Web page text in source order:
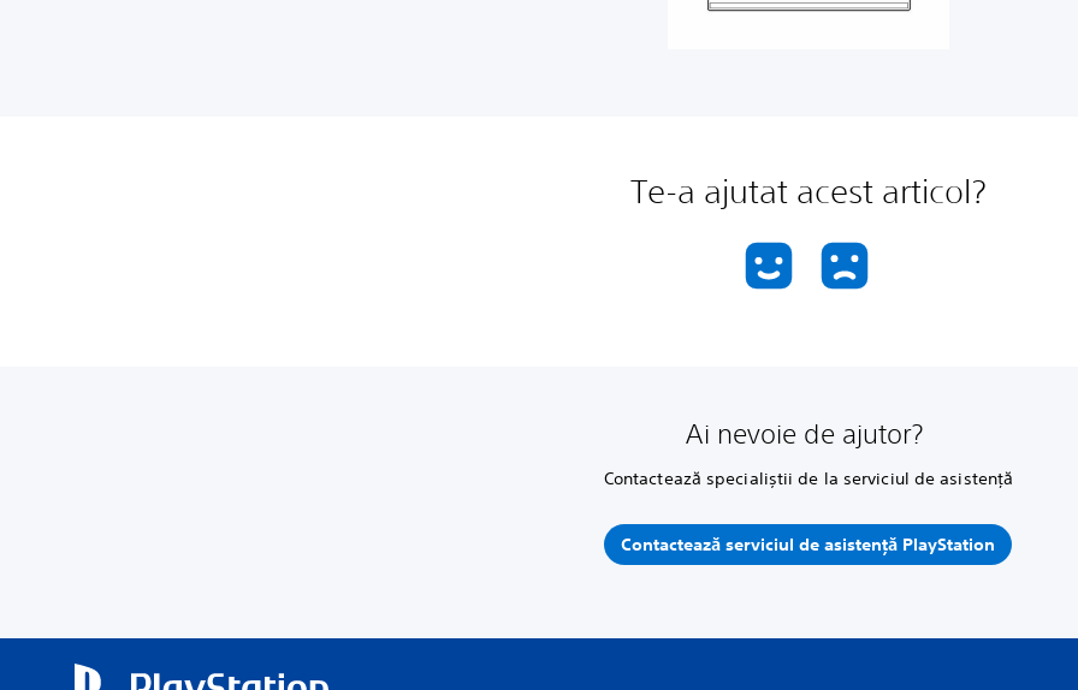
Te-a ajutat acest articol?
Ai nevoie de ajutor?
Contactează specialiștii de la serviciul de asistență
Contactează serviciul de asistență PlayStation